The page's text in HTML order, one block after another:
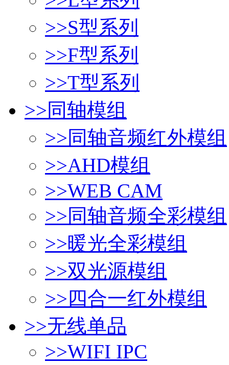
>>S型系列
>>F型系列
>>T型系列
>>同轴模组
>>同轴音频红外模组
>>AHD模组
>>WEB CAM
>>同轴音频全彩模组
>>暖光全彩模组
>>双光源模组
>>四合一红外模组
>>无线单品
>>WIFI IPC